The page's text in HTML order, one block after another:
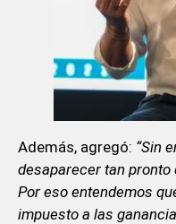
Además, agregó: “Sin
desaparecer tan pronto
Por eso entendemos
impuesto a las